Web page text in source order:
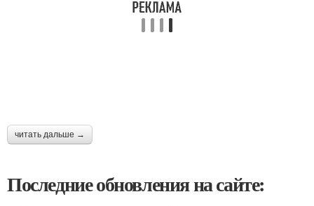
читать дальше →
Последние обновления на сайте: